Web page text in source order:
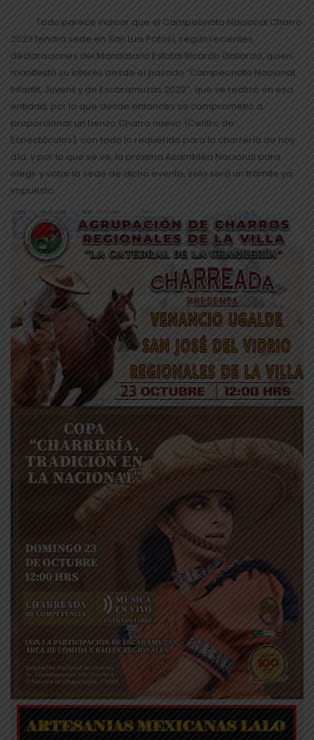
Todo parece indicar que el Campeonato Nacional Charro
2023 tendrá sede en San Luis Potosí, según recientes
declaraciones del Mandatario Estatal Ricardo Gallardo, quien
manifestó su interés desde el pasado “Campeonato Nacional
Infantil, Juvenil y de Escaramuzas 2022”, que se realizó en esa
entidad, por lo que desde entonces se comprometió a
proporcionar un Lienzo Charro nuevo (Centro de
Espectáculos), con todo lo requerido para la charrería de hoy
día, y por lo que se ve, la próxima Asamblea Nacional para
elegir y votar la sede de dicho evento, solo será un trámite ya
impuesto.